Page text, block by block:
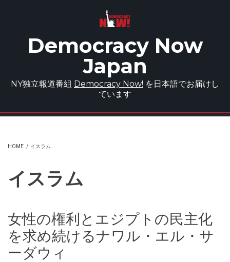
Democracy Now
Japan
NY独立報道番組 Democracy Now! を日本語でお届けし
ています
HOME / イスラム
イスラム
女性の権利とエジプトの民主化
を求め続けるナワル・エル・サ
ーダウィ